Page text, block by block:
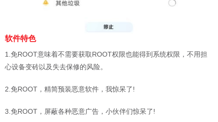
软件特色
1.免ROOT意味着不需要获取ROOT权限也能得到系统权限，不用担
心设备变砖以及失去保修的风险。
2.免ROOT，精简预装恶意软件，我惊呆了!
3.免ROOT，屏蔽各种恶意广告，小伙伴们惊呆了!